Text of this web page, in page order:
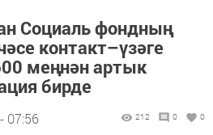
Социаль фондның
контакт–үзәге
меңнән артык
бирде
07:56 212 0 0